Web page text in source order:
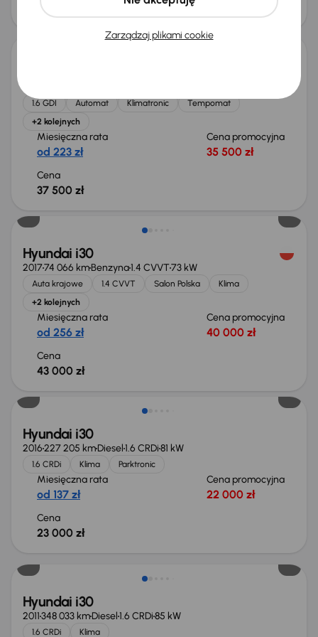
52 000 zł
1.6 GDI Automat Klimatronic
Tempomat
+2 kolejnych
Miesięczna rata
od 223 zł
Cena promocyjna
35 500 zł
Cena
37 500 zł
Hyundai i30
201774 066 kmBenzyna1.4 CVVT73 kW
Auta krajowe 1.4 CVVT Salon Polska
Klima
+2 kolejnych
Miesięczna rata
od 256 zł
Cena promocyjna
40 000 zł
Cena
43 000 zł
Hyundai i30
2016227 205 kmDiesel1.6 CRDi81 kW
1.6 CRDi Klima Parktronic
Miesięczna rata
od 137 zł
Cena promocyjna
22 000 zł
Cena
23 000 zł
Hyundai i30
2011348 033 kmDiesel1.6 CRDi85 kW
1.6 CRDi Klima
Zarządzaj plikami cookie